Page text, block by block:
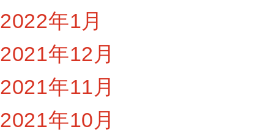
2022年1月
2021年12月
2021年11月
2021年10月